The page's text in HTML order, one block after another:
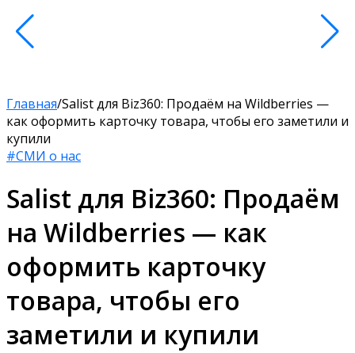
Главная/Salist для Biz360: Продаём на Wildberries —
как оформить карточку товара, чтобы его заметили и
купили
#СМИ о нас
Salist для Biz360: Продаём
на Wildberries — как
оформить карточку
товара, чтобы его
заметили и купили